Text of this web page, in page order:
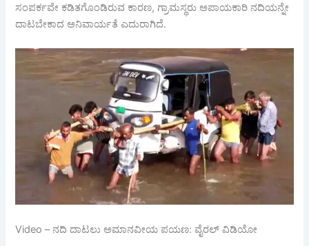
ಸಂಪರ್ಕವೇ ಕಡಿತಗೊಂಡಿರುವ ಕಾರಣ, ಗ್ರಾಮಸ್ಥರು ಅಪಾಯಕಾರಿ ನದಿಯನ್ನೇ
ದಾಟಬೇಕಾದ ಅನಿವಾರ್ಯತೆ ಎದುರಾಗಿದೆ.
Video – ನದಿ ದಾಟಲು ಅಮಾನವೀಯ ಪಯಣ: ವೈರಲ್ ವಿಡಿಯೋ